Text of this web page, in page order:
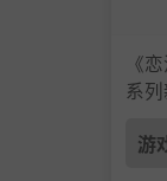
《
系
游